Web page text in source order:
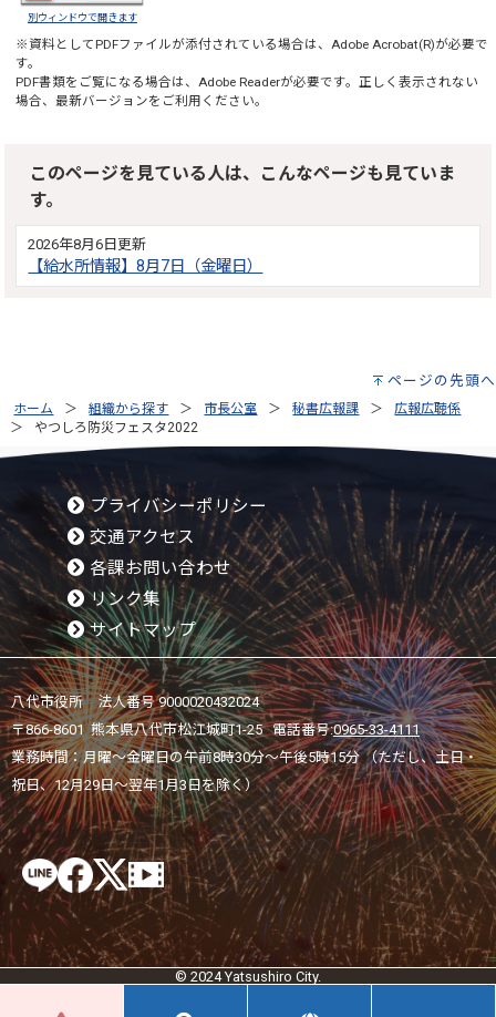
別ウィンドウで開きます
※資料としてPDFファイルが添付されている場合は、Adobe Acrobat(R)が必要で
す。
PDF書類をご覧になる場合は、Adobe Readerが必要です。正しく表示されない
場合、最新バージョンをご利用ください。
このページを見ている人は、こんなページも見ていま
す。
2026年8月6日更新
【給水所情報】8月7日（金曜日）
ページの先頭へ
ホーム 組織から探す 市長公室 秘書広報課
広報広聴係
やつしろ防災フェスタ2022
プライバシーポリシー
交通アクセス
各課お問い合わせ
リンク集
サイトマップ
八代市役所 法人番号 9000020432024
〒866-8601 熊本県八代市松江城町1-25 電話番号:0965-33-4111
業務時間：月曜～金曜日の午前8時30分～午後5時15分 （ただし、土日・
祝日、12月29日～翌年1月3日を除く）
© 2024 Yatsushiro City.